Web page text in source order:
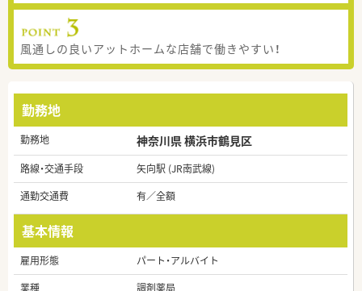
風通しの良いアットホームな店舗で働きやすい！
勤務地
勤務地 神奈川県 横浜市鶴見区
路線・交通手段
矢向駅 (JR南武線)
通勤交通費
有／全額
基本情報
雇用形態
パート・アルバイト
業種
調剤薬局